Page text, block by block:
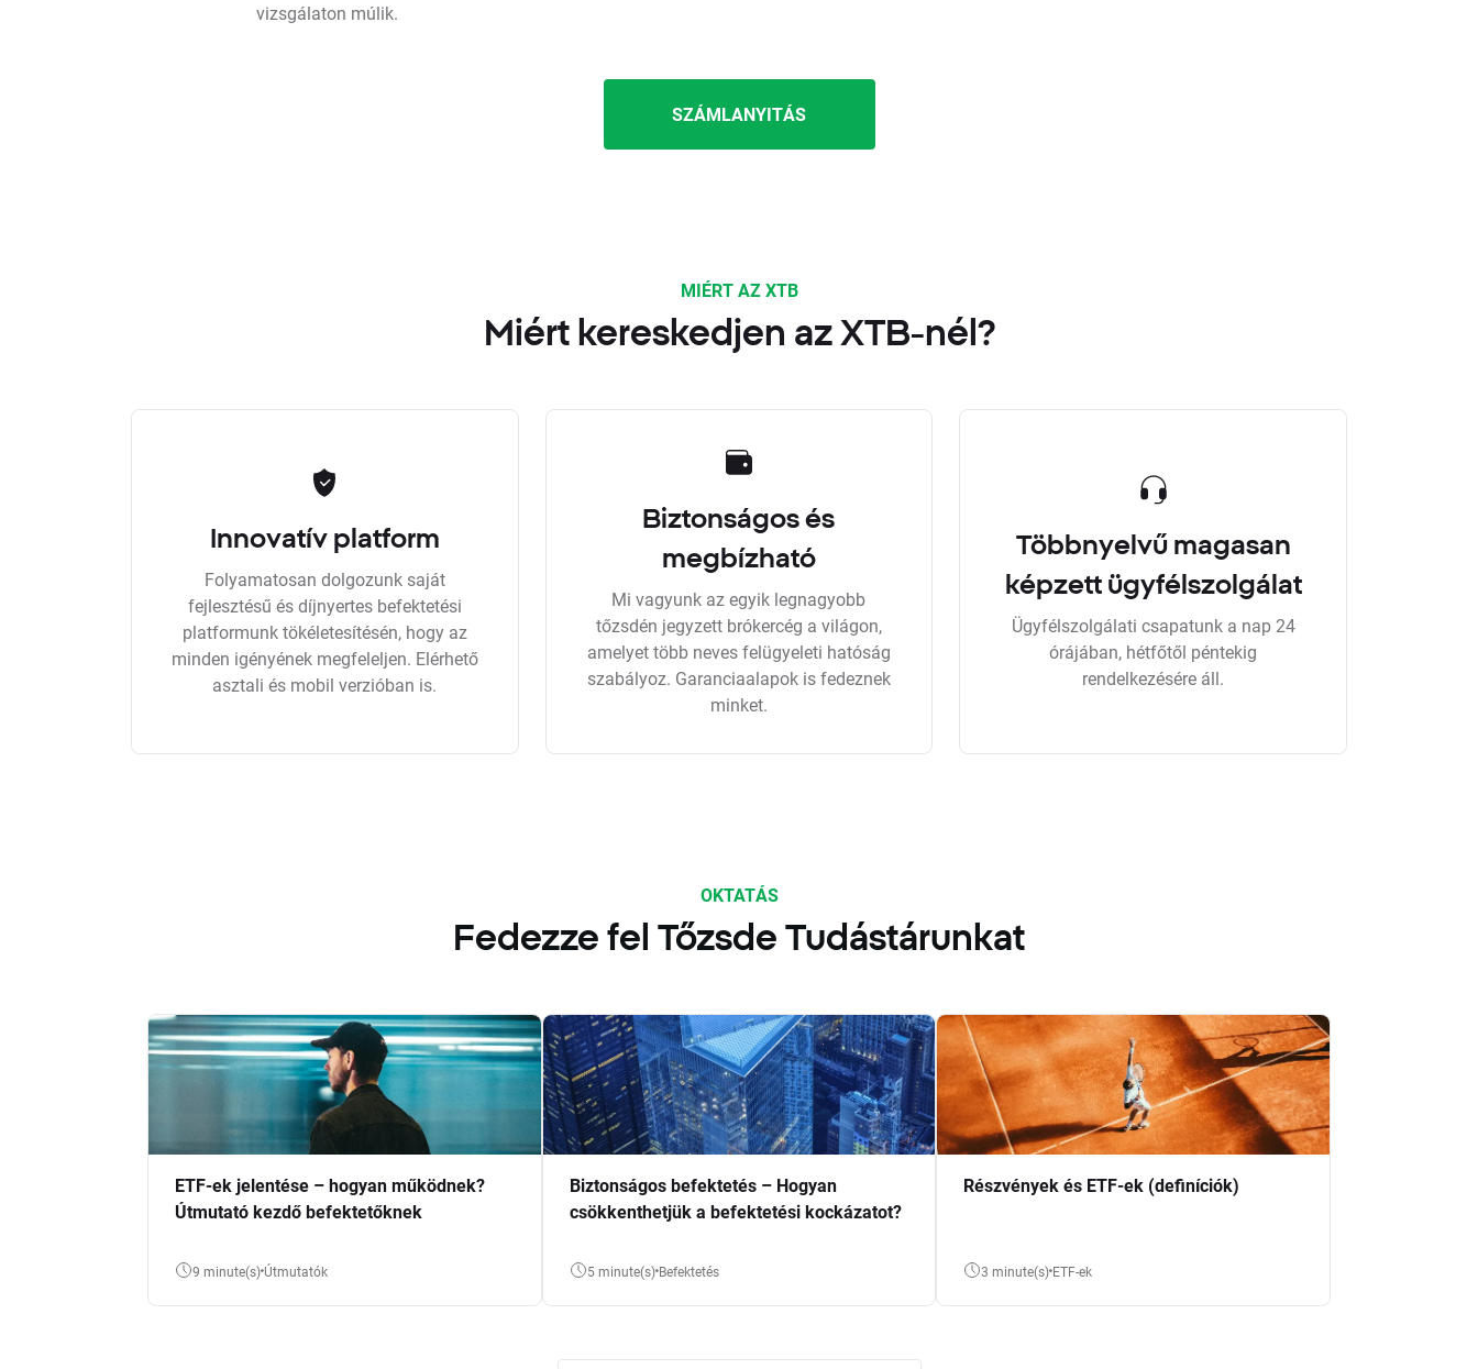
vizsgálaton múlik.
SZÁMLANYITÁS
MIÉRT AZ XTB
Miért kereskedjen az XTB-nél?
Innovatív platform
Folyamatosan dolgozunk saját
fejlesztésű és díjnyertes befektetési
platformunk tökéletesítésén, hogy az
minden igényének megfeleljen. Elérhető
asztali és mobil verzióban is.
Biztonságos és
megbízható
Mi vagyunk az egyik legnagyobb
tőzsdén jegyzett brókercég a világon,
amelyet több neves felügyeleti hatóság
szabályoz. Garanciaalapok is fedeznek
minket.
Többnyelvű magasan
képzett ügyfélszolgálat
Ügyfélszolgálati csapatunk a nap 24
órájában, hétfőtől péntekig
rendelkezésére áll.
OKTATÁS
Fedezze fel Tőzsde Tudástárunkat
ETF-ek jelentése – hogyan működnek?
Útmutató kezdő befektetőknek
9 minute(s) Útmutatók
Biztonságos befektetés – Hogyan
csökkenthetjük a befektetési kockázatot?
5 minute(s) Befektetés
Részvények és ETF-ek (definíciók)
3 minute(s) ETF-ek